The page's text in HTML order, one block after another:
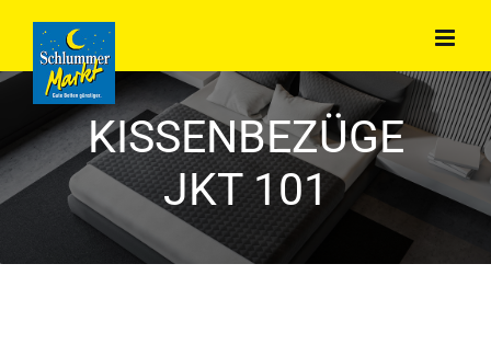
Inhalt
springen
KISSENBEZÜGE
JKT 101